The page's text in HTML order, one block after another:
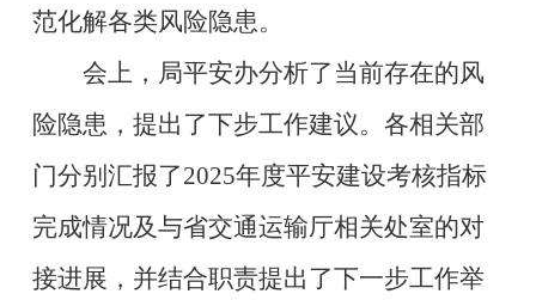
范化解各类风险隐患。
会上，局平安办分析了当前存在的风
险隐患，提出了下步工作建议。各相关部
门分别汇报了2025年度平安建设考核指标
完成情况及与省交通运输厅相关处室的对
接进展，并结合职责提出了下一步工作举